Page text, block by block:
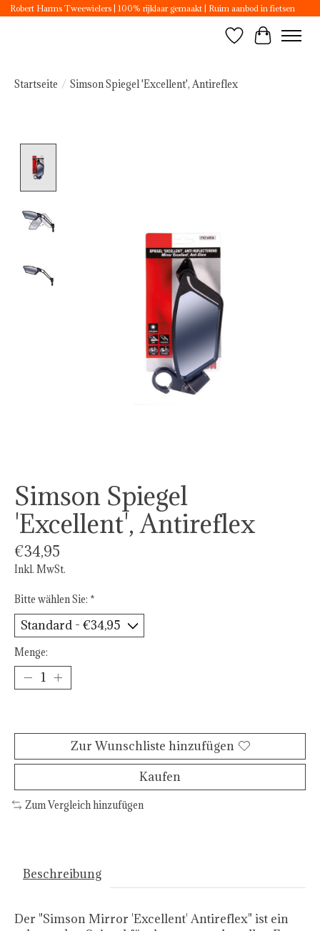
Robert Harms Tweewielers | 100% rijklaar gemaakt | Ruim aanbod in fietsen
Wunschzettel
Ihr
Startseite / Simson Spiegel 'Excellent', Antireflex
Simson Spiegel
'Excellent', Antireflex
€34,95
Inkl. MwSt.
Bitte wählen Sie: *
Menge:
Zur Wunschliste hinzufügen
Kaufen
Zum Vergleich hinzufügen
Beschreibung
Der "Simson Mirror 'Excellent' Antireflex" ist ein